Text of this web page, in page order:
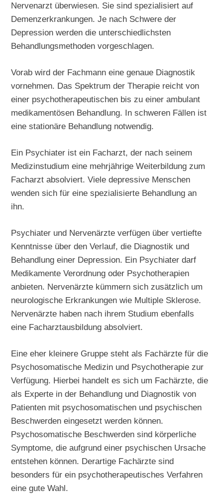
Nervenarzt überwiesen. Sie sind spezialisiert auf
Demenzerkrankungen. Je nach Schwere der
Depression werden die unterschiedlichsten
Behandlungsmethoden vorgeschlagen.
Vorab wird der Fachmann eine genaue Diagnostik
vornehmen. Das Spektrum der Therapie reicht von
einer psychotherapeutischen bis zu einer ambulant
medikamentösen Behandlung. In schweren Fällen ist
eine stationäre Behandlung notwendig.
Ein Psychiater ist ein Facharzt, der nach seinem
Medizinstudium eine mehrjährige Weiterbildung zum
Facharzt absolviert. Viele depressive Menschen
wenden sich für eine spezialisierte Behandlung an
ihn.
Psychiater und Nervenärzte verfügen über vertiefte
Kenntnisse über den Verlauf, die Diagnostik und
Behandlung einer Depression. Ein Psychiater darf
Medikamente Verordnung oder Psychotherapien
anbieten. Nervenärzte kümmern sich zusätzlich um
neurologische Erkrankungen wie Multiple Sklerose.
Nervenärzte haben nach ihrem Studium ebenfalls
eine Facharztausbildung absolviert.
Eine eher kleinere Gruppe steht als Fachärzte für die
Psychosomatische Medizin und Psychotherapie zur
Verfügung. Hierbei handelt es sich um Fachärzte, die
als Experte in der Behandlung und Diagnostik von
Patienten mit psychosomatischen und psychischen
Beschwerden eingesetzt werden können.
Psychosomatische Beschwerden sind körperliche
Symptome, die aufgrund einer psychischen Ursache
entstehen können. Derartige Fachärzte sind
besonders für ein psychotherapeutisches Verfahren
eine gute Wahl.